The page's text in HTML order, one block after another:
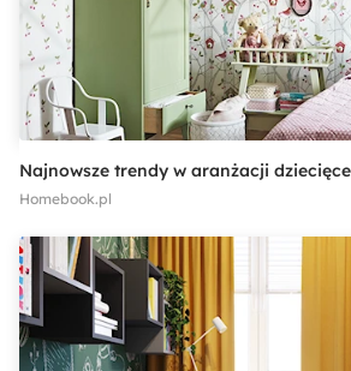
Najnowsze trendy w aranżacji
Homebook.pl